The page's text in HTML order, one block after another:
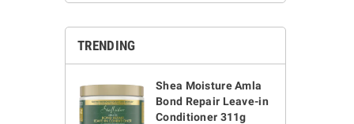
TRENDING
Shea Moisture Amla
Bond Repair Leave-in
Conditioner 311g